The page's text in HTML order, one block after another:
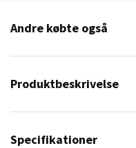
Andre købte også
Produktbeskrivelse
Specifikationer